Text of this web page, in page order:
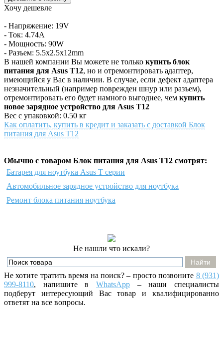
Хочу дешевле
- Напряжение: 19V
- Ток: 4.74A
- Мощность: 90W
- Разъем: 5.5x2.5x12mm
В нашей компании Вы можете не только купить блок
питания для Asus T12, но и отремонтировать адаптер,
имеющийся у Вас в наличии. В случае, если дефект адаптера
незначительный (например поврежден шнур или разъем),
отремонтировать его будет намного выгоднее, чем купить
новое зарядное устройство для Asus T12
Вес с упаковкой: 0.50 кг
Как оплатить, купить в кредит и заказать с доставкой Блок
питания для Asus T12
Обычно с товаром Блок питания для Asus T12 смотрят:
Батарея для ноутбука Asus T серии
Автомобильное зарядное устройство для ноутбука
Ремонт блока питания ноутбука
Не нашли что искали?
Не хотите тратить время на поиск? – просто позвоните 8 (931)
999-8110, напишитевWhatsApp – наши специалисты
подберут интересующий Вас товар и квалифицированно
ответят на все вопросы.